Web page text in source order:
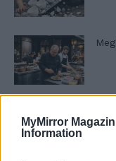
MyMirror
Information